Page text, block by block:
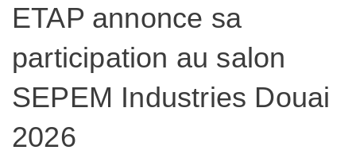
ETAP annonce sa
participation au salon
SEPEM Industries Douai
2026